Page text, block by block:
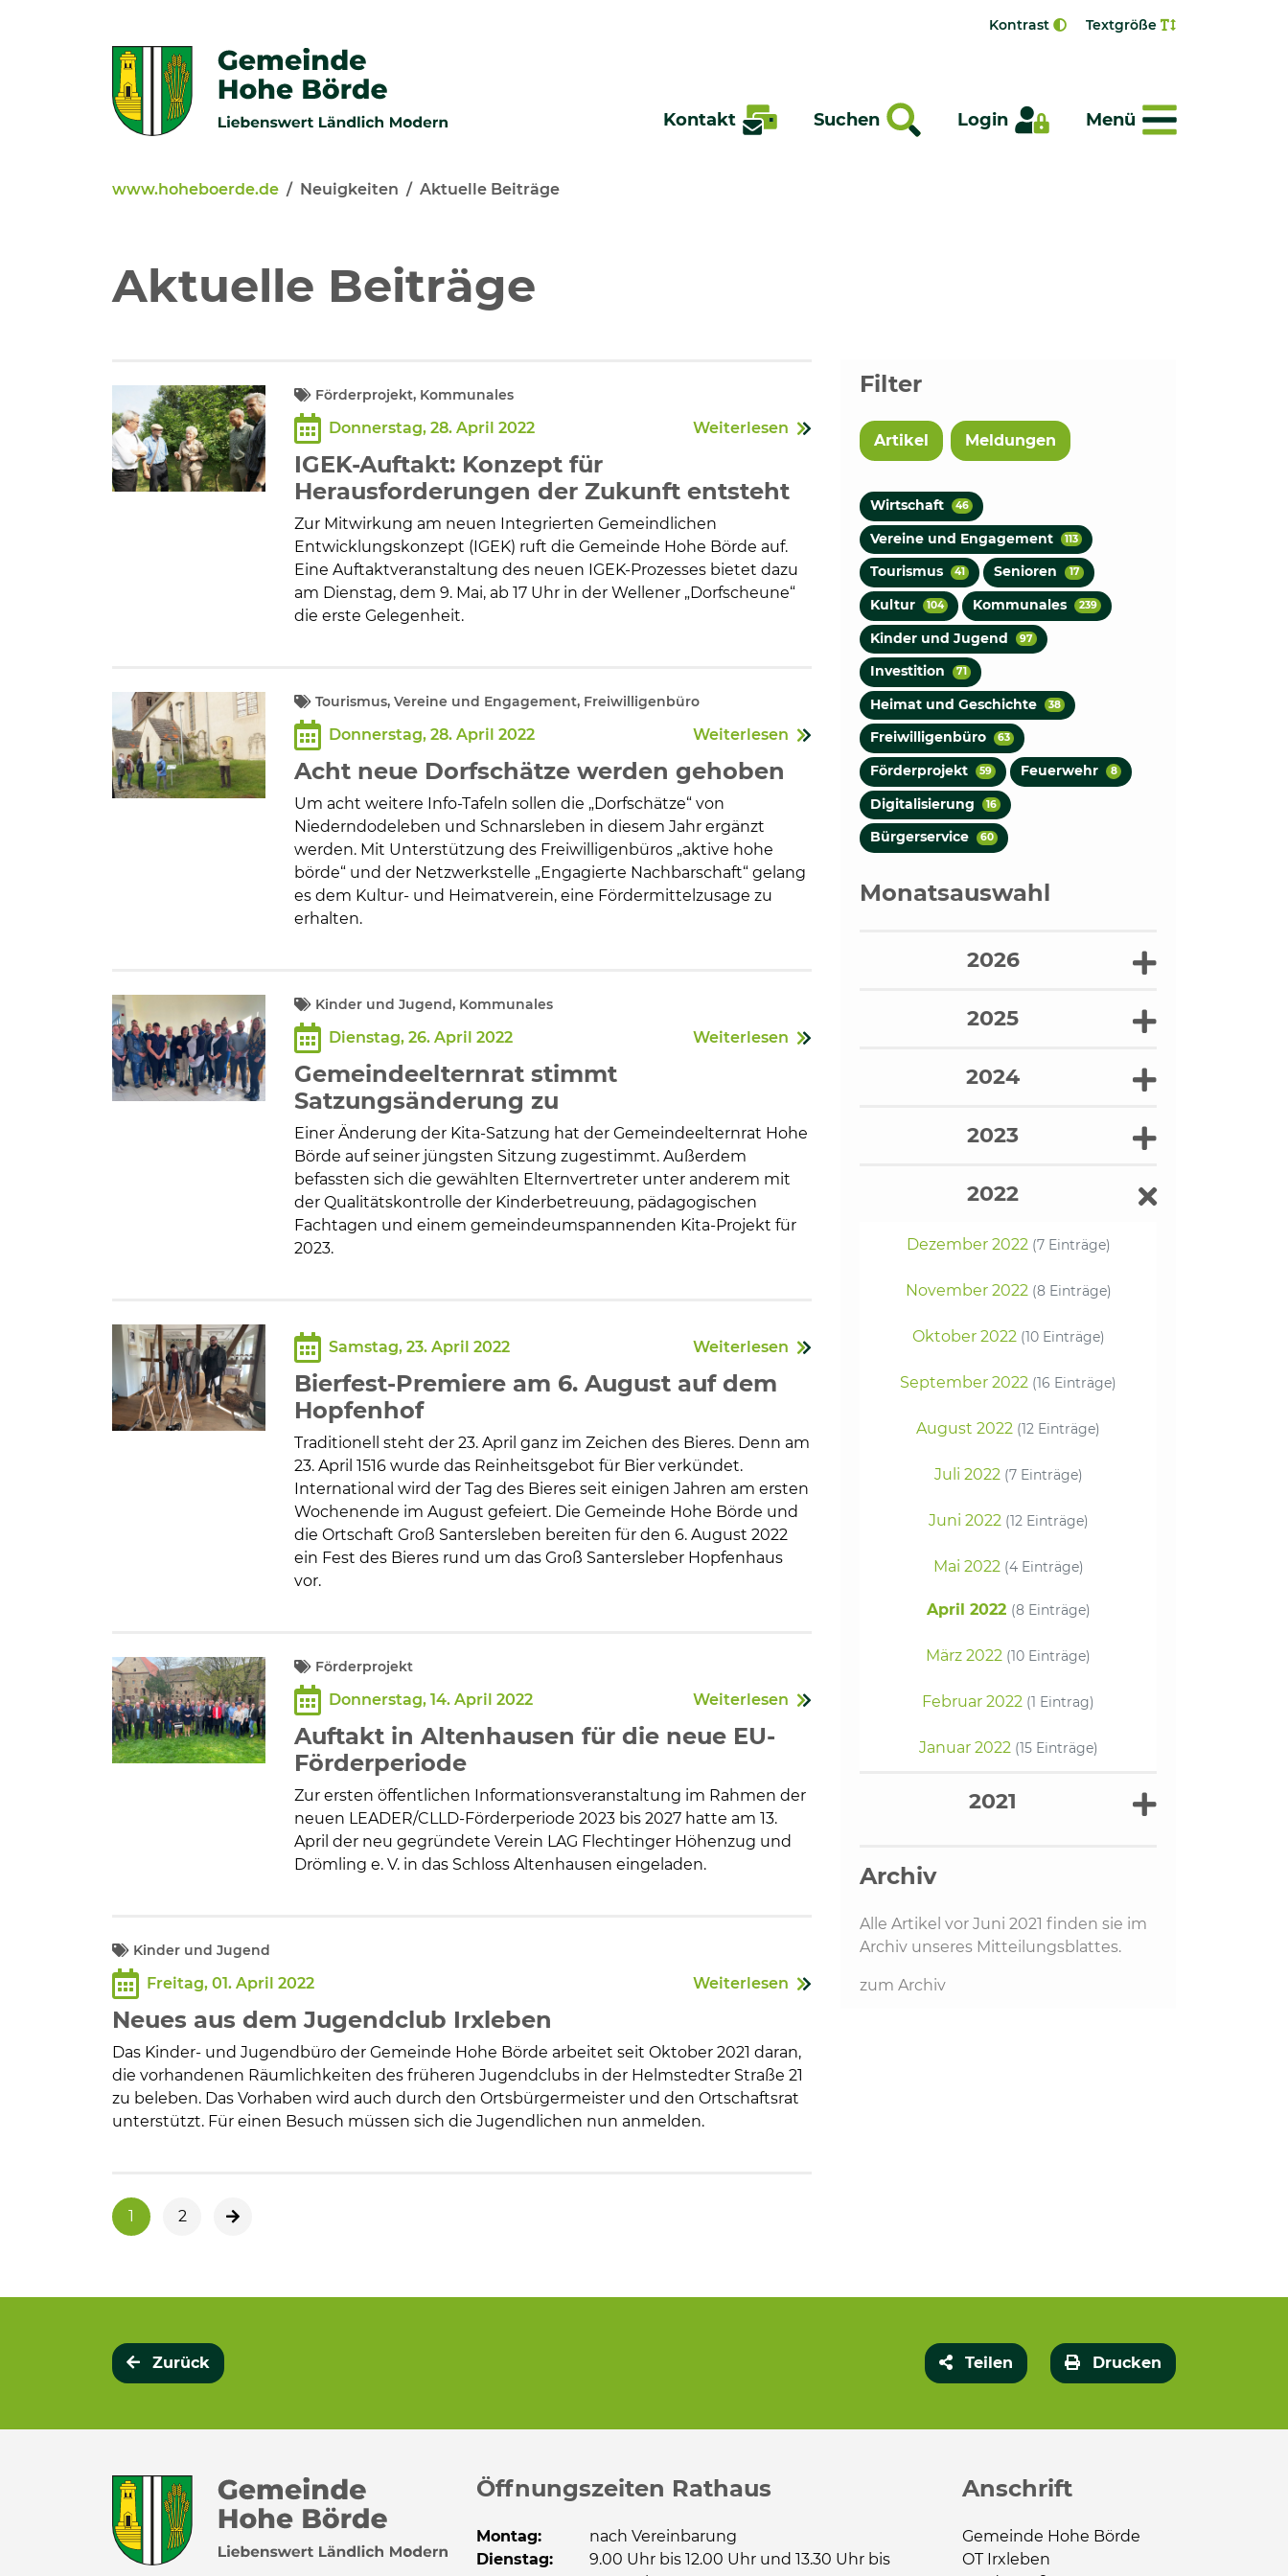
Kontrast Textgröße
Kontakt Suchen Login Menü
Menü
Veröffentlichungen
Bildung und Soziales
Wirtschaft, Bauen, Verkehr
Tourismus, Freizeit, Dorfleben
Ehrenamt und Engagement
www.hoheboerde.de Neuigkeiten Aktuelle Beiträge
Aktuelle Beiträge
Förderprojekt, Kommunales
Donnerstag, 28. April 2022 Weiterlesen
IGEK-Auftakt: Konzept für
Herausforderungen der Zukunft entsteht
Zur Mitwirkung am neuen Integrierten Gemeindlichen
Entwicklungskonzept (IGEK) ruft die Gemeinde Hohe Börde auf.
Eine Auftaktveranstaltung des neuen IGEK-Prozesses bietet dazu
am Dienstag, dem 9. Mai, ab 17 Uhr in der Wellener „Dorfscheune“
die erste Gelegenheit.
Tourismus, Vereine und Engagement, Freiwilligenbüro
Donnerstag, 28. April 2022 Weiterlesen
Acht neue Dorfschätze werden gehoben
Um acht weitere Info-Tafeln sollen die „Dorfschätze“ von
Niederndodeleben und Schnarsleben in diesem Jahr ergänzt
werden. Mit Unterstützung des Freiwilligenbüros „aktive hohe
börde“ und der Netzwerkstelle „Engagierte Nachbarschaft“ gelang
es dem Kultur- und Heimatverein, eine Fördermittelzusage zu
erhalten.
Kinder und Jugend, Kommunales
Dienstag, 26. April 2022 Weiterlesen
Gemeindeelternrat stimmt
Satzungsänderung zu
Einer Änderung der Kita-Satzung hat der Gemeindeelternrat Hohe
Börde auf seiner jüngsten Sitzung zugestimmt. Außerdem
befassten sich die gewählten Elternvertreter unter anderem mit
der Qualitätskontrolle der Kinderbetreuung, pädagogischen
Fachtagen und einem gemeindeumspannenden Kita-Projekt für
2023.
Samstag, 23. April 2022 Weiterlesen
Bierfest-Premiere am 6. August auf dem
Hopfenhof
Traditionell steht der 23. April ganz im Zeichen des Bieres. Denn am
23. April 1516 wurde das Reinheitsgebot für Bier verkündet.
International wird der Tag des Bieres seit einigen Jahren am ersten
Wochenende im August gefeiert. Die Gemeinde Hohe Börde und
die Ortschaft Groß Santersleben bereiten für den 6. August 2022
ein Fest des Bieres rund um das Groß Santersleber Hopfenhaus
vor.
Förderprojekt
Donnerstag, 14. April 2022 Weiterlesen
Auftakt in Altenhausen für die neue EU-
Förderperiode
Zur ersten öffentlichen Informationsveranstaltung im Rahmen der
neuen LEADER/CLLD-Förderperiode 2023 bis 2027 hatte am 13.
April der neu gegründete Verein LAG Flechtinger Höhenzug und
Drömling e. V. in das Schloss Altenhausen eingeladen.
Kinder und Jugend
Freitag, 01. April 2022 Weiterlesen
Neues aus dem Jugendclub Irxleben
Das Kinder- und Jugendbüro der Gemeinde Hohe Börde arbeitet seit Oktober 2021 daran,
die vorhandenen Räumlichkeiten des früheren Jugendclubs in der Helmstedter Straße 21
zu beleben. Das Vorhaben wird auch durch den Ortsbürgermeister und den Ortschaftsrat
unterstützt. Für einen Besuch müssen sich die Jugendlichen nun anmelden.
1 2 nächste Seite
Filter
Artikel Meldungen
Wirtschaft 46
Vereine und Engagement 113
Tourismus 41 Senioren 17
Kultur 104 Kommunales 239
Kinder und Jugend 97
Investition 71
Heimat und Geschichte 38
Freiwilligenbüro 63
Förderprojekt 59 Feuerwehr 8
Digitalisierung 16
Bürgerservice 60
Monatsauswahl
2026
2025
2024
2023
2022
Dezember 2022 (7 Einträge)
November 2022 (8 Einträge)
Oktober 2022 (10 Einträge)
September 2022 (16 Einträge)
August 2022 (12 Einträge)
Juli 2022 (7 Einträge)
Juni 2022 (12 Einträge)
Mai 2022 (4 Einträge)
April 2022 (8 Einträge)
März 2022 (10 Einträge)
Februar 2022 (1 Eintrag)
Januar 2022 (15 Einträge)
2021
Archiv
Alle Artikel vor Juni 2021 finden sie im
Archiv unseres Mitteilungsblattes.
zum Archiv
Zurück Teilen Drucken
Öffnungszeiten Rathaus
Montag:
nach Vereinbarung
Dienstag:
9.00 Uhr bis 12.00 Uhr und 13.30 Uhr bis
Anschrift
Gemeinde Hohe Börde
OT Irxleben